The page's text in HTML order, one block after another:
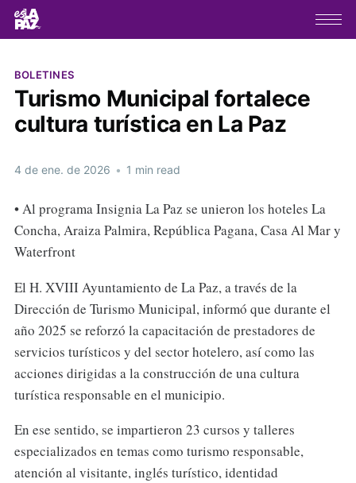
BOLETINES
Turismo Municipal fortalece
cultura turística en La Paz
4 de ene. de 2026 • 1 min read
• Al programa Insignia La Paz se unieron los hoteles La
Concha, Araiza Palmira, República Pagana, Casa Al Mar y
Waterfront
El H. XVIII Ayuntamiento de La Paz, a través de la
Dirección de Turismo Municipal, informó que durante el
año 2025 se reforzó la capacitación de prestadores de
servicios turísticos y del sector hotelero, así como las
acciones dirigidas a la construcción de una cultura
turística responsable en el municipio.
En ese sentido, se impartieron 23 cursos y talleres
especializados en temas como turismo responsable,
atención al visitante, inglés turístico, identidad